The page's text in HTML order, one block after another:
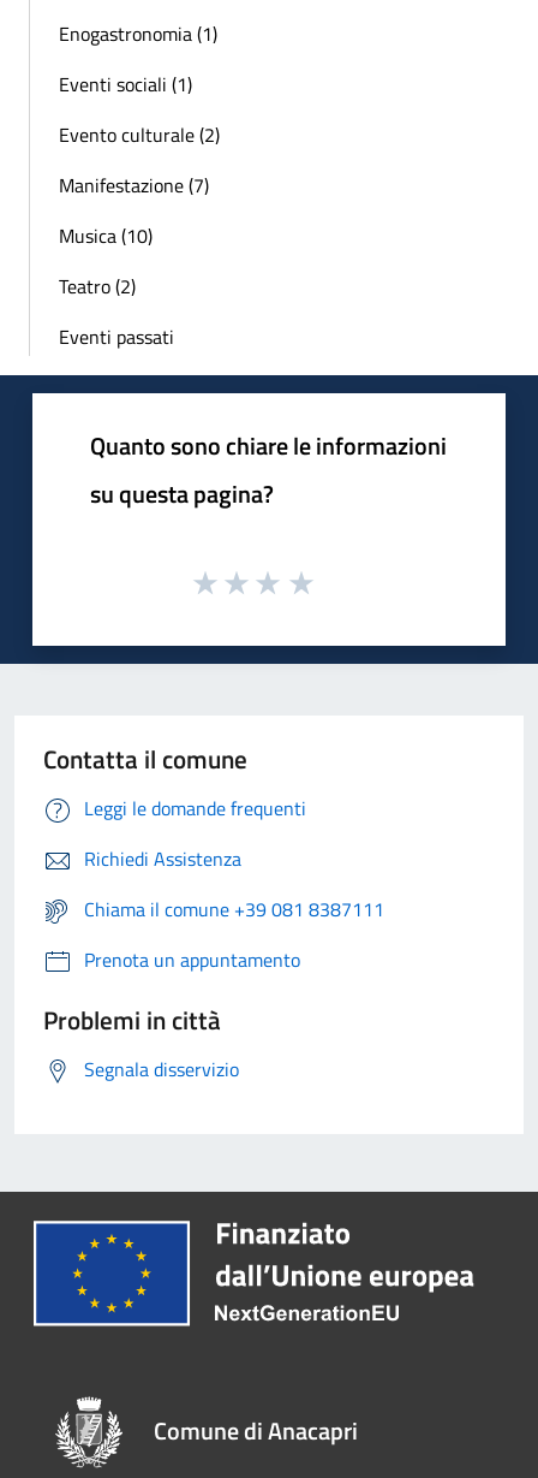
Enogastronomia (1)
Eventi sociali (1)
Evento culturale (2)
Manifestazione (7)
Musica (10)
Teatro (2)
Eventi passati
Quanto sono chiare le informazioni
su questa pagina?
Contatta il comune
Leggi le domande frequenti
Richiedi Assistenza
Chiama il comune +39 081 8387111
Prenota un appuntamento
Problemi in città
Segnala disservizio
Comune di Anacapri